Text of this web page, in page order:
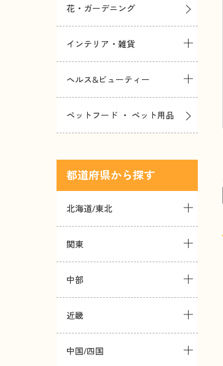
花・ガーデニング
インテリア・雑貨
ヘルス&ビューティー
ペットフード ・ ペット用品
都道府県
北海道/東北
関東
中部
近畿
中国/四国